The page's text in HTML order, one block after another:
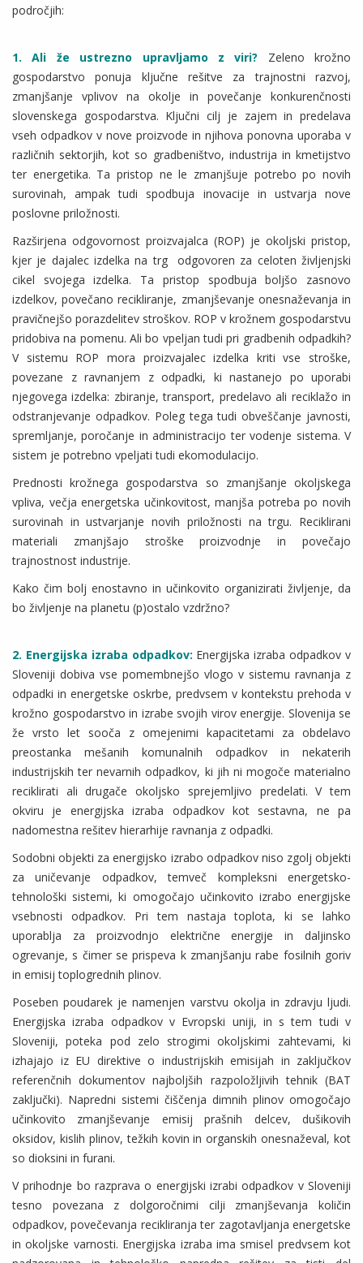
področjih:
1. Ali že ustrezno upravljamo z viri? Zeleno krožno
gospodarstvo ponuja ključne rešitve za trajnostni razvoj,
zmanjšanje vplivov na okolje in povečanje konkurenčnosti
slovenskega gospodarstva. Ključni cilj je zajem in predelava
vseh odpadkov v nove proizvode in njihova ponovna uporaba v
različnih sektorjih, kot so gradbeništvo, industrija in kmetijstvo
ter energetika. Ta pristop ne le zmanjšuje potrebo po novih
surovinah, ampak tudi spodbuja inovacije in ustvarja nove
poslovne priložnosti.
Razširjena odgovornost proizvajalca (ROP) je okoljski pristop,
kjer je dajalec izdelka na trg odgovoren za celoten življenjski
cikel svojega izdelka. Ta pristop spodbuja boljšo zasnovo
izdelkov, povečano recikliranje, zmanjševanje onesnaževanja in
pravičnejšo porazdelitev stroškov. ROP v krožnem gospodarstvu
pridobiva na pomenu. Ali bo vpeljan tudi pri gradbenih odpadkih?
V sistemu ROP mora proizvajalec izdelka kriti vse stroške,
povezane z ravnanjem z odpadki, ki nastanejo po uporabi
njegovega izdelka: zbiranje, transport, predelavo ali reciklažo in
odstranjevanje odpadkov. Poleg tega tudi obveščanje javnosti,
spremljanje, poročanje in administracijo ter vodenje sistema. V
sistem je potrebno vpeljati tudi ekomodulacijo.
Prednosti krožnega gospodarstva so zmanjšanje okoljskega
vpliva, večja energetska učinkovitost, manjša potreba po novih
surovinah in ustvarjanje novih priložnosti na trgu. Reciklirani
materiali zmanjšajo stroške proizvodnje in povečajo
trajnostnost industrije.
Kako čim bolj enostavno in učinkovito organizirati življenje, da
bo življenje na planetu (p)ostalo vzdržno?
2. Energijska izraba odpadkov: Energijska izraba odpadkov v
Sloveniji dobiva vse pomembnejšo vlogo v sistemu ravnanja z
odpadki in energetske oskrbe, predvsem v kontekstu prehoda v
krožno gospodarstvo in izrabe svojih virov energije. Slovenija se
že vrsto let sooča z omejenimi kapacitetami za obdelavo
preostanka mešanih komunalnih odpadkov in nekaterih
industrijskih ter nevarnih odpadkov, ki jih ni mogoče materialno
reciklirati ali drugače okoljsko sprejemljivo predelati. V tem
okviru je energijska izraba odpadkov kot sestavna, ne pa
nadomestna rešitev hierarhije ravnanja z odpadki.
Sodobni objekti za energijsko izrabo odpadkov niso zgolj objekti
za uničevanje odpadkov, temveč kompleksni energetsko-
tehnološki sistemi, ki omogočajo učinkovito izrabo energijske
vsebnosti odpadkov. Pri tem nastaja toplota, ki se lahko
uporablja za proizvodnjo električne energije in daljinsko
ogrevanje, s čimer se prispeva k zmanjšanju rabe fosilnih goriv
in emisij toplogrednih plinov.
Poseben poudarek je namenjen varstvu okolja in zdravju ljudi.
Energijska izraba odpadkov v Evropski uniji, in s tem tudi v
Sloveniji, poteka pod zelo strogimi okoljskimi zahtevami, ki
izhajajo iz EU direktive o industrijskih emisijah in zaključkov
referenčnih dokumentov najboljših razpoložljivih tehnik (BAT
zaključki). Napredni sistemi čiščenja dimnih plinov omogočajo
učinkovito zmanjševanje emisij prašnih delcev, dušikovih
oksidov, kislih plinov, težkih kovin in organskih onesnaževal, kot
so dioksini in furani.
V prihodnje bo razprava o energijski izrabi odpadkov v Sloveniji
tesno povezana z dolgoročnimi cilji zmanjševanja količin
odpadkov, povečevanja recikliranja ter zagotavljanja energetske
in okoljske varnosti. Energijska izraba ima smisel predvsem kot